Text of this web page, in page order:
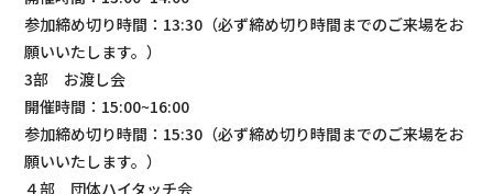
参加締め切り時間：13:30（必ず締め切り時間までのご来場をお
願いいたします。）
3部 お渡し会
開催時間：15:00~16:00
参加締め切り時間：15:30（必ず締め切り時間までのご来場をお
願いいたします。）
４部 団体ハイタッチ会